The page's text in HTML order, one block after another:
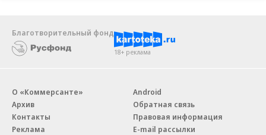
Благотворительный фонд
18+ реклама
О «Коммерсанте»
Архив
Контакты
Реклама
Android
Обратная связь
Правовая информация
E-mail рассылки